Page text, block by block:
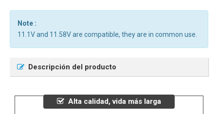
Note :
11.1V and 11.58V are compatible, they are in common use.
Descripción del producto
Alta calidad, vida más larga